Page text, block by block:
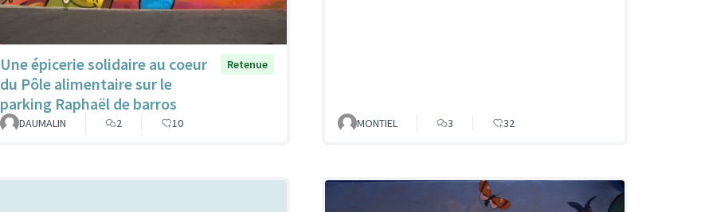
Une épicerie solidaire au coeur
du Pôle alimentaire sur le
parking Raphaël de barros
Retenue
DAUMALIN 2 10 MONTIEL 3 32